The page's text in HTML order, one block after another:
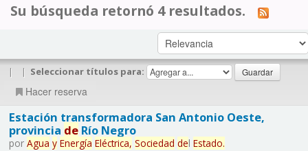
Su búsqueda retornó 4 resultados.
| | Seleccionar títulos para:
Hacer reserva
Estación transformadora San Antonio Oeste,
provincia deRío Negro
por Agua y Energía Eléctrica, Sociedad del Estado.